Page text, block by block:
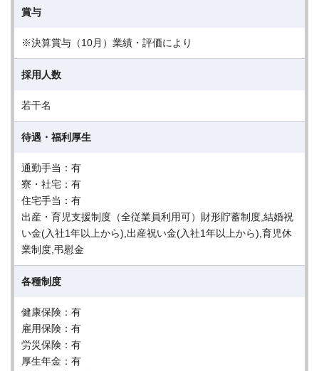
賞与
※決算賞与（10月）業績・評価により
採用人数
若干名
待遇・福利厚生
通勤手当：有
寮・社宅：有
住宅手当：有
出産・育児支援制度（全従業員利用可）財形貯蓄制度,結婚祝
い金(入社1年以上から),出産祝い金(入社1年以上から),育児休
業制度,弔慰金
各種制度
健康保険：有
雇用保険：有
労災保険：有
厚生年金：有